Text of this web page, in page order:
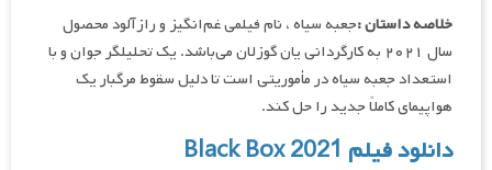
خلاصه داستان :جعبه سیاه ، نام فیلمی غم‌انگیز و رازآلود محصول
سال ۲۰۲۱ به کارگردانی یان گوزلان می‌باشد. یک تحلیلگر جوان و با
استعداد جعبه سیاه در مأموریتی است تا دلیل سقوط مرگبار یک
هواپیمای کاملاً جدید را حل کند.
دانلود فیلم Black Box 2021